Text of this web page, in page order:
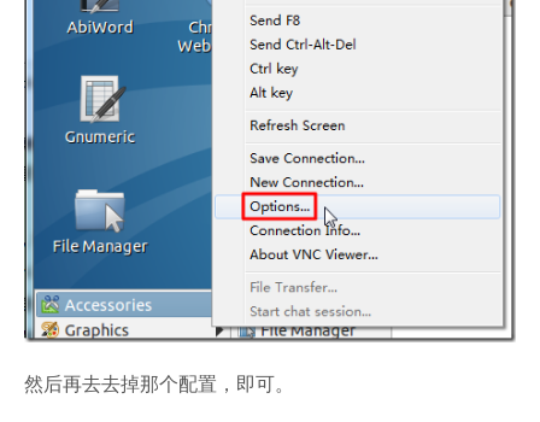
然后再去去掉那个配置，即可。